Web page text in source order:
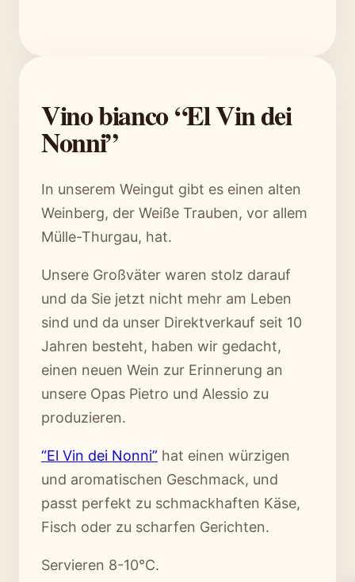
Vino bianco “El Vin dei
Nonni”
In unserem Weingut gibt es einen alten
Weinberg, der Weiße Trauben, vor allem
Mülle-Thurgau, hat.
Unsere Großväter waren stolz darauf
und da Sie jetzt nicht mehr am Leben
sind und da unser Direktverkauf seit 10
Jahren besteht, haben wir gedacht,
einen neuen Wein zur Erinnerung an
unsere Opas Pietro und Alessio zu
produzieren.
“El Vin dei Nonni” hat einen würzigen
und aromatischen Geschmack, und
passt perfekt zu schmackhaften Käse,
Fisch oder zu scharfen Gerichten.
Servieren 8-10°C.